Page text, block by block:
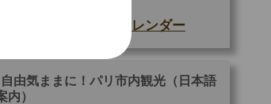
空席カレンダー
自由気ままに！パリ市内観光（日本語
内）